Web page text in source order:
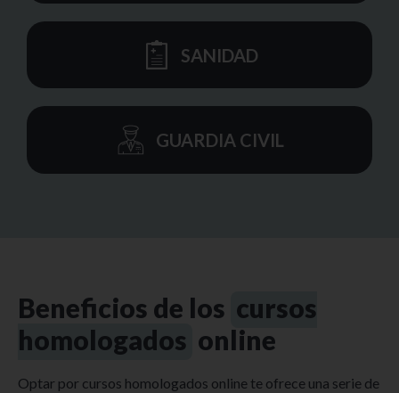
SANIDAD
GUARDIA CIVIL
Beneficios de los cursos
homologados online
Optar por cursos homologados online te ofrece una serie de